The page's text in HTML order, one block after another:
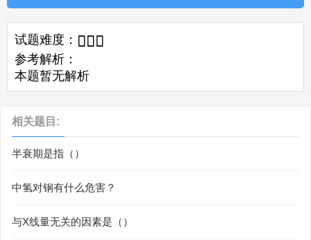
试题难度：   
参考解析：
本题暂无解析
相关题目:
半衰期是指（）
中氢对钢有什么危害？
与X线量无关的因素是（）